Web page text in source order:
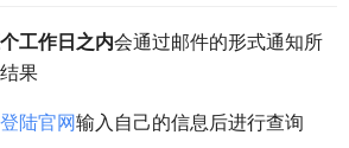
工作日之内会通过邮件的形式通知所
果
登陆官网输入自己的信息后进行查询